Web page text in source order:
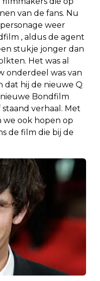
van de fans. Nu
weer
, aldus de agent
stukje jonger dan
Het was al
onderdeel was van
dat hij de nieuwe Q
nieuwe Bondfilm
verhaal. Met
ook hopen op
de film die bij de